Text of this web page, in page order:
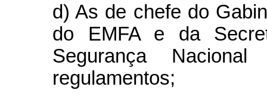
d) As de chefe do
do EMFA e da
Segurança
regulamentos;